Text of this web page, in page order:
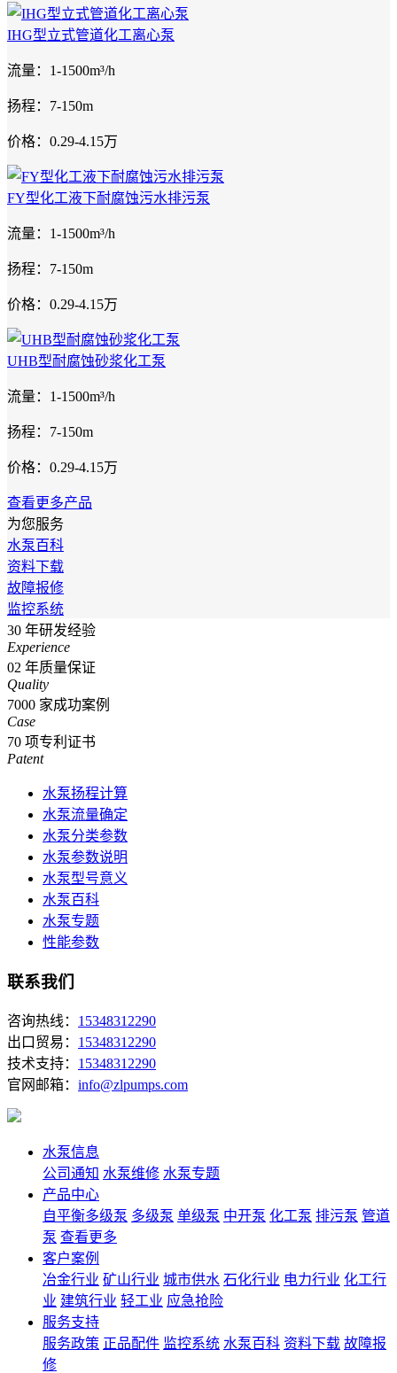
IHG型立式管道化工离心泵
流量：1-1500m³/h
扬程：7-150m
价格：0.29-4.15万
FY型化工液下耐腐蚀污水排污泵
流量：1-1500m³/h
扬程：7-150m
价格：0.29-4.15万
UHB型耐腐蚀砂浆化工泵
流量：1-1500m³/h
扬程：7-150m
价格：0.29-4.15万
查看更多产品
为您服务
水泵百科
资料下载
故障报修
监控系统
30 年研发经验
Experience
02 年质量保证
Quality
7000 家成功案例
Case
70 项专利证书
Patent
水泵扬程计算
水泵流量确定
水泵分类参数
水泵参数说明
水泵型号意义
水泵百科
水泵专题
性能参数
联系我们
咨询热线： 15348312290
出口贸易： 15348312290
技术支持： 15348312290
官网邮箱： info@zlpumps.com
水泵信息
公司通知 水泵维修 水泵专题
产品中心
自平衡多级泵 多级泵 单级泵 中开泵 化工泵 排污泵 管道
泵 查看更多
客户案例
冶金行业 矿山行业 城市供水 石化行业 电力行业 化工行
业 建筑行业 轻工业 应急抢险
服务支持
服务政策 正品配件 监控系统 水泵百科 资料下载 故障报
修